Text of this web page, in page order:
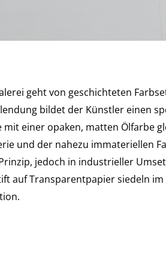
geht von geschichteten
bildet der Künstler einen
einer opaken, matten
und der nahezu immateriellen
jedoch in industrieller
auf Transparentpapier siedeln